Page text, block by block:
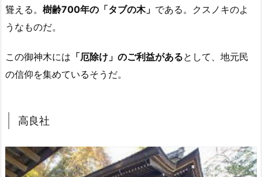
聳える。 樹齢700年の「タブの木」 である。クスノキのよ
うなものだ。
この御神木には 「厄除け」のご利益があるとして、地元民
の信仰を集めているそうだ。
高良社